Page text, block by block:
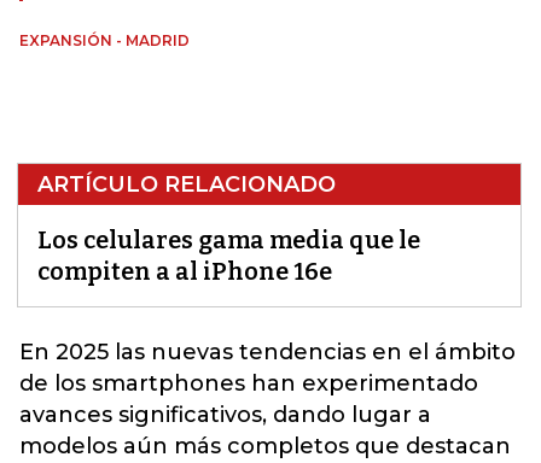
EXPANSIÓN - MADRID
ARTÍCULO RELACIONADO
Los celulares gama media que le
compiten a al iPhone 16e
En 2025 las nuevas tendencias en el ámbito
de los smartphones han experimentado
avances significativos, dando lugar a
modelos aún más completos que destacan